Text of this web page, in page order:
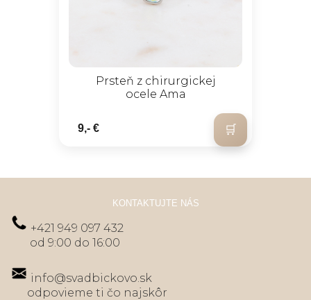
Prsteň z chirurgickej
ocele Ama
9,- €
KONTAKTUJTE NÁS
+421 949 097 432
od 9:00 do 16:00
info@svadbickovo.sk
odpovieme ti čo najskôr